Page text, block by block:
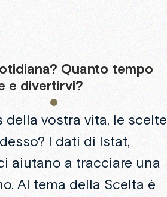
Quanto tempo
e divertirvi?
vostra vita, le scelte
I dati di Istat,
aiutano a tracciare una
Al tema della Scelta è